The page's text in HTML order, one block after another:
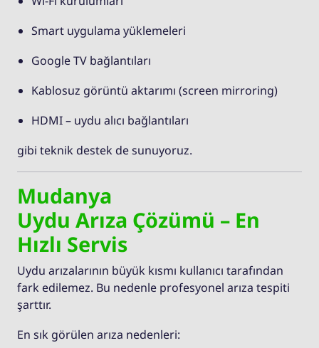
Smart uygulama yüklemeleri
Google TV bağlantıları
Kablosuz görüntü aktarımı (screen mirroring)
HDMI – uydu alıcı bağlantıları
gibi teknik destek de sunuyoruz.
Mudanya
Uydu Arıza Çözümü – En
Hızlı Servis
Uydu arızalarının büyük kısmı kullanıcı tarafından
fark edilemez. Bu nedenle profesyonel arıza tespiti
şarttır.
En sık görülen arıza nedenleri: